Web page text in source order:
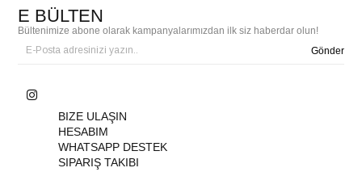
E BÜLTEN
Bültenimize abone olarak kampanyalarımızdan ilk siz haberdar olun!
Gönder
BIZE ULAŞIN
HESABIM
WHATSAPP DESTEK
SIPARIŞ TAKIBI